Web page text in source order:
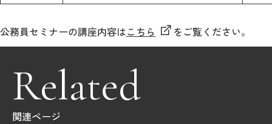
公務員セミナーの講座内容はこちら をご覧ください。
Related
関連ページ